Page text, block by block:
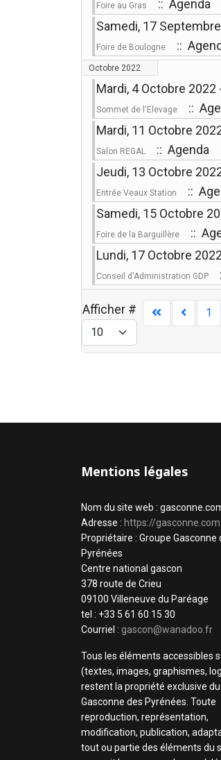
Foire au Gras
:: Agenda
Samedi, 17
Foire de Boulogne ::
Octobre 2022
Mardi, 4 Octobre
Sommet de l'Elevage
::
Mardi, 11 Octobre
Salon REGAL
:: Agenda
Jeudi, 13 Octobre
Entrée Veaux Station
::
Samedi, 15 Octobre
Foire de la Barguillère
::
Lundi, 17 Octobre 2022
Conseil d'Administration GDP
Afficher # 1
Mentions légales
Nom du site web :
Adresse : https://gasconne.com
Propriétaire : Groupe Gasconne
Pyrénées
Centre national gascon
378 route de Crieu
09100 Villeneuve du Paréage
tel : +33 5 61 60 15 30
Courriel : gascon@wanadoo.fr
Tous les éléments accessibles
(textes, images, graphismes,
restent la propriété exclusive du
Gasconne des Pyrénées. Toute
reproduction, représentation,
modification, publication,
tout ou partie des éléments du